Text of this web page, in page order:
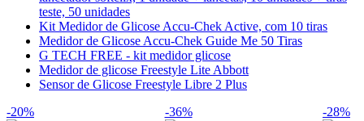
teste, 50 unidades
Kit Medidor de Glicose Accu-Chek Active, com 10 tiras
Medidor de Glicose Accu-Chek Guide Me 50 Tiras
G TECH FREE - kit medidor glicose
Medidor de glicose Freestyle Lite Abbott
Sensor de Glicose Freestyle Libre 2 Plus
-20%
-36% -28%